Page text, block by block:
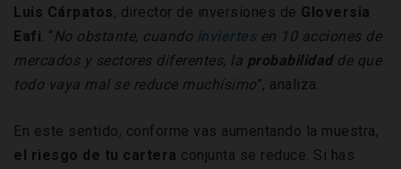
Luis Cárpatos, director de inversiones de Gloversia
Eafi. “ No obstante, cuando inviertesen 10 acciones de
mercados y sectores diferentes, la probabilidadde que
todo vaya mal se reduce muchísimo”, analiza.
En este sentido, conforme vas aumentando la muestra,
el riesgo de tu cartera conjunta se reduce. Si has